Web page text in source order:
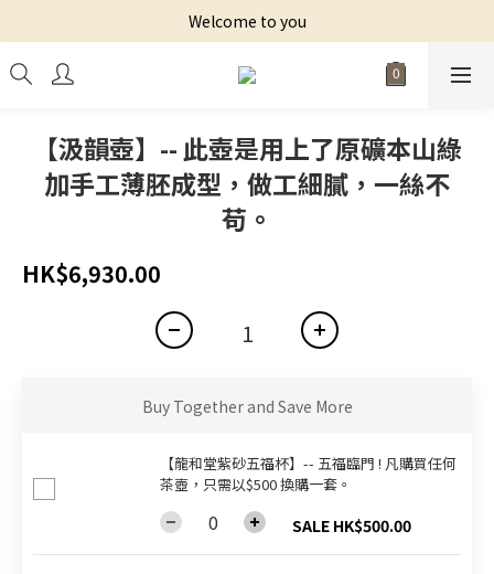
Welcome to you
【汲韻壺】-- 此壺是用上了原礦本山綠
加手工薄胚成型，做工細膩，一絲不
苟。
HK$6,930.00
Buy Together and Save More
【龍和堂紫砂五福杯‬】-- 五福臨門 ! 凡購買任何
茶壺，只需以$500 換購一套。
SALE HK$500.00